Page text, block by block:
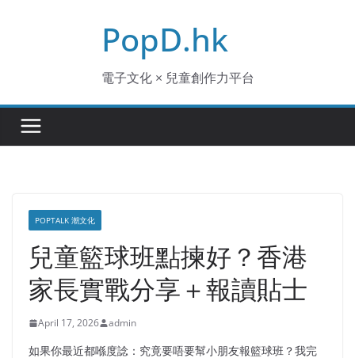
PopD.hk
電子文化 × 兒童創作力平台
POPTALK 潮文化
兒童籃球班點揀好？香港
家長實戰分享＋報讀貼士
April 17, 2026 admin
如果你最近都喺度諗：究竟要唔要幫小朋友報籃球班？我完